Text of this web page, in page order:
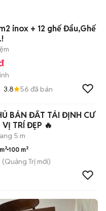
inox + 12 ghế Đẩu,Ghế
3.8 56 đã bán
BÁN ĐẤT TÁI ĐỊNH CƯ
BẢO NINH – VỊ TRÍ ĐẸP 🔥
5 m
100 m²
(Quảng Trị mới)